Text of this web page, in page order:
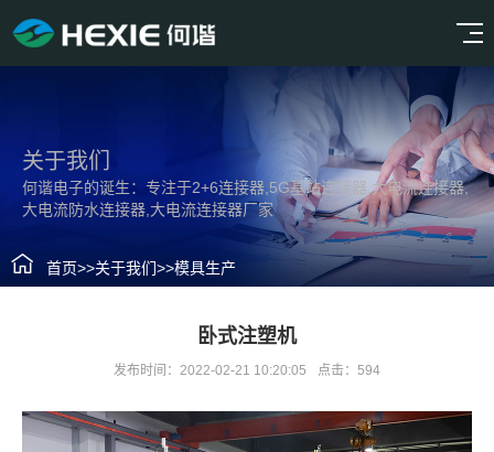
关于我们
何谐电子的诞生：专注于2+6连接器,5G基站连接器,大电流连接器,
大电流防水连接器,大电流连接器厂家
首页>>关于我们>>模具生产
卧式注塑机
发布时间：2022-02-21 10:20:05 点击：594